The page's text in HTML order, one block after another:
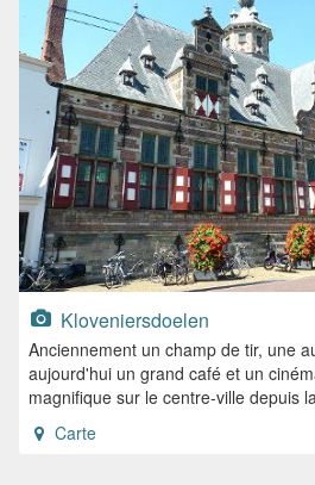
Kloveniersdoelen
Anciennement un champ de tir, une
aujourd'hui un grand café et un
magnifique sur le centre-ville depuis
Carte